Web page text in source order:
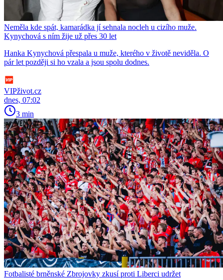
Neměla kde spát, kamarádka jí sehnala nocleh u cizího muže.
Kynychová s ním žije už přes 30 let
Hanka Kynychová přespala u muže, kterého v životě neviděla. O
pár let později si ho vzala a jsou spolu dodnes.
VIPživot.cz
dnes, 07:02
3 min
Fotbalisté brněnské Zbrojovky zkusí proti Liberci udržet